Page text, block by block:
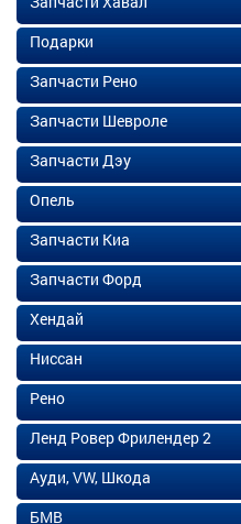
Подарки
Запчасти Рено
Запчасти Шевроле
Запчасти Дэу
Опель
Запчасти Киа
Запчасти Форд
Хендай
Ниссан
Рено
Ленд Ровер Фрилендер 2
Ауди, VW, Шкода
БМВ